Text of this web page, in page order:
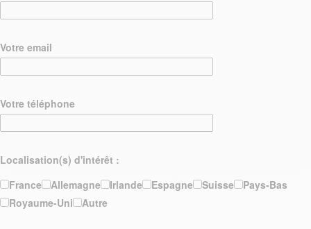
Votre email
Votre téléphone
Localisation(s) d'intérêt :
France
Allemagne Irlande Espagne Suisse
Pays-Bas
Royaume-Uni
Autre